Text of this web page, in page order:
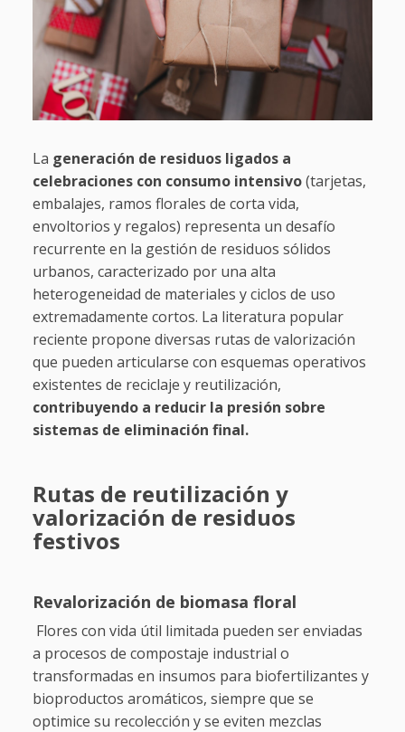
La generación de residuos ligados a
celebraciones con consumo intensivo(tarjetas,
embalajes, ramos florales de corta vida,
envoltorios y regalos) representa un desafío
recurrente en la gestión de residuos sólidos
urbanos, caracterizado por una alta
heterogeneidad de materiales y ciclos de uso
extremadamente cortos. La literatura popular
reciente propone diversas rutas de valorización
que pueden articularse con esquemas operativos
existentes de reciclaje y reutilización,
contribuyendo a reducir la presión sobre
sistemas de eliminación final.
Rutas de reutilización y
valorización de residuos
festivos
Revalorización de biomasa floral
Flores con vida útil limitada pueden ser enviadas
a procesos de compostaje industrial o
transformadas en insumos para biofertilizantes y
bioproductos aromáticos, siempre que se
optimice su recolección y se eviten mezclas